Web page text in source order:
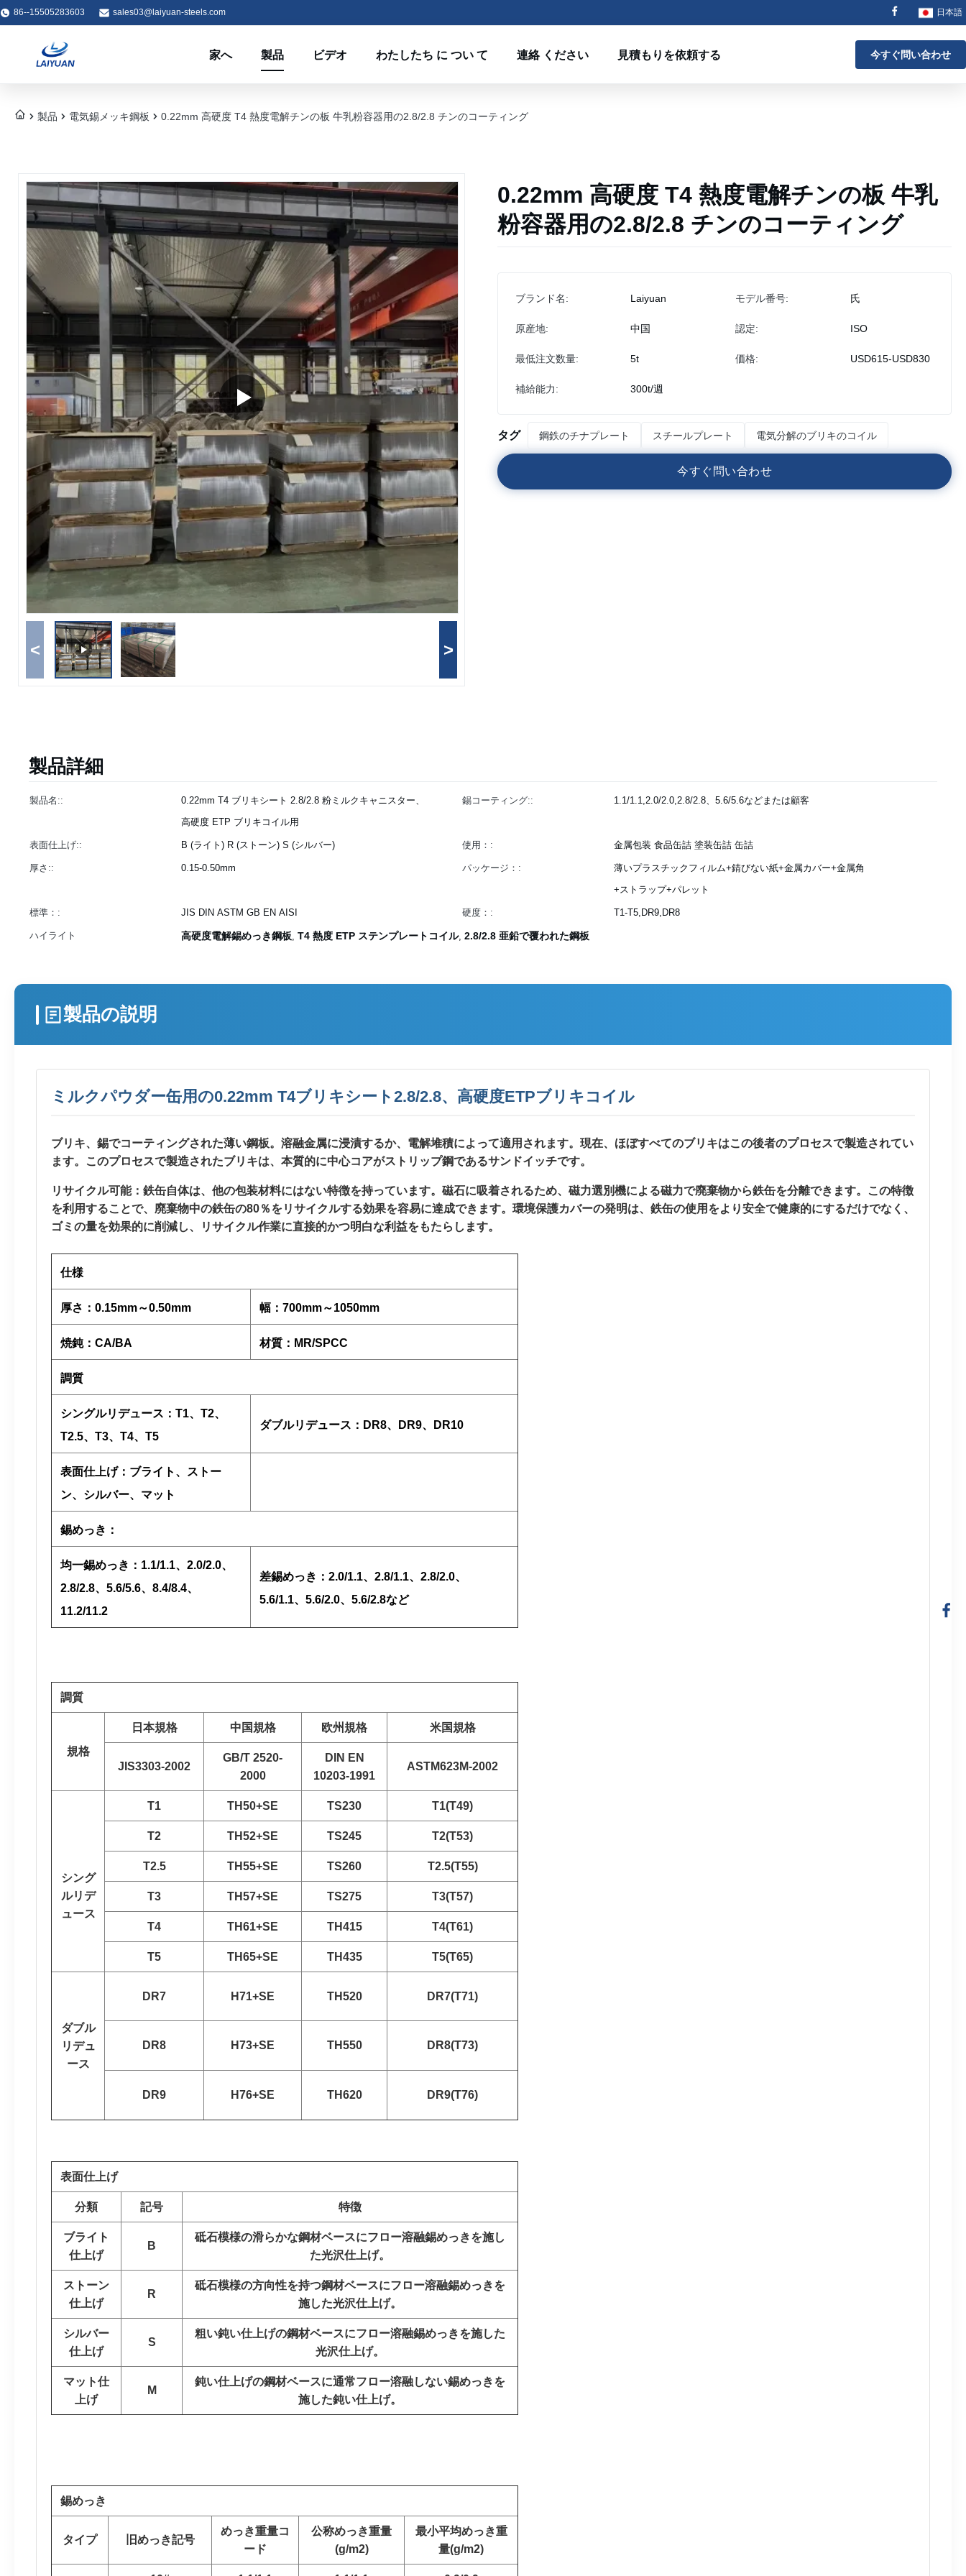
86--15505283603 sales03@laiyuan-steels.com 日本語
家へ 製品 ビデオ わたしたち に つい て 連絡 ください 見積もりを依頼する 今すぐ問い合わせ
製品 電気錫メッキ鋼板 0.22mm 高硬度 T4 熱度電解チンの板 牛乳粉容器用の2.8/2.8 チンのコーティング
< >
0.22mm 高硬度 T4 熱度電解チンの板 牛乳
粉容器用の2.8/2.8 チンのコーティング
ブランド名: Laiyuan モデル番号: 氏
原産地: 中国 認定: ISO
最低注文数量: 5t 価格: USD615-USD830
補給能力: 300t/週
タグ 鋼鉄のチナプレート スチールプレート 電気分解のブリキのコイル
今す ぐ 問い合わせ
製品詳細
製品名::
0.22mm T4 ブリキシート 2.8/2.8 粉ミルクキャニスター、
高硬度 ETP ブリキコイル用
錫コーティング:: 1.1/1.1,2.0/2.0,2.8/2.8、5.6/5.6などまたは顧客
表面仕上げ:: B (ライト) R (ストーン) S (シルバー) 使用：: 金属包装 食品缶詰 塗装缶詰 缶詰
厚さ:: 0.15-0.50mm パッケージ：:
薄いプラスチックフィルム+錆びない紙+金属カバー+金属角
+ストラップ+パレット
標準：: JIS DIN ASTM GB EN AISI 硬度：: T1-T5,DR9,DR8
ハイライト 高硬度電解錫めっき鋼板, T4 熱度 ETP ステンプレートコイル, 2.8/2.8 亜鉛で覆われた鋼板
製品の説明
ミルクパウダー缶用の0.22mm T4ブリキシート2.8/2.8、高硬度ETPブリキコイル
ブリキ、錫でコーティングされた薄い鋼板。溶融金属に浸漬するか、電解堆積によって適用されます。現在、ほぼすべてのブリキはこの後者のプロセスで製造されてい
ます。このプロセスで製造されたブリキは、本質的に中心コアがストリップ鋼であるサンドイッチです。
リサイクル可能：鉄缶自体は、他の包装材料にはない特徴を持っています。磁石に吸着されるため、磁力選別機による磁力で廃棄物から鉄缶を分離できます。この特徴
を利用することで、廃棄物中の鉄缶の80％をリサイクルする効果を容易に達成できます。環境保護カバーの発明は、鉄缶の使用をより安全で健康的にするだけでなく、
ゴミの量を効果的に削減し、リサイクル作業に直接的かつ明白な利益をもたらします。
仕様
厚さ：0.15mm～0.50mm 幅：700mm～1050mm
焼鈍：CA/BA 材質：MR/SPCC
調質
シングルリデュース：T1、T2、
T2.5、T3、T4、T5
ダブルリデュース：DR8、DR9、DR10
表面仕上げ：ブライト、ストー
ン、シルバー、マット
錫めっき：
均一錫めっき：1.1/1.1、2.0/2.0、
2.8/2.8、5.6/5.6、8.4/8.4、
11.2/11.2
差錫めっき：2.0/1.1、2.8/1.1、2.8/2.0、
5.6/1.1、5.6/2.0、5.6/2.8など
調質
規格
日本規格 中国規格 欧州規格 米国規格
JIS3303-2002
GB/T 2520-
2000
DIN EN
10203-1991
ASTM623M-2002
シング
ルリデ
ュース
T1 TH50+SE TS230 T1(T49)
T2 TH52+SE TS245 T2(T53)
T2.5 TH55+SE TS260 T2.5(T55)
T3 TH57+SE TS275 T3(T57)
T4 TH61+SE TH415 T4(T61)
T5 TH65+SE TH435 T5(T65)
ダブル
リデュ
ース
DR7 H71+SE TH520 DR7(T71)
DR8 H73+SE TH550 DR8(T73)
DR9 H76+SE TH620 DR9(T76)
表面仕上げ
分類 記号 特徴
ブライト
仕上げ
B
砥石模様の滑らかな鋼材ベースにフロー溶融錫めっきを施し
た光沢仕上げ。
ストーン
仕上げ
R
砥石模様の方向性を持つ鋼材ベースにフロー溶融錫めっきを
施した光沢仕上げ。
シルバー
仕上げ
S
粗い鈍い仕上げの鋼材ベースにフロー溶融錫めっきを施した
光沢仕上げ。
マット仕
上げ
M
鈍い仕上げの鋼材ベースに通常フロー溶融しない錫めっきを
施した鈍い仕上げ。
錫めっき
タイプ 旧めっき記号
めっき重量コ
ード
公称めっき重量
(g/m2)
最小平均めっき重
量(g/m2)